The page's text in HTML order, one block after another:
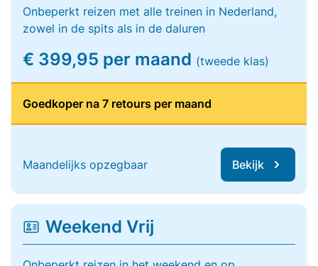
Onbeperkt reizen met alle treinen in Nederland,
zowel in de spits als in de daluren
€ 399,95 per maand (tweede klas)
Goedkoper na 7 retours per maand
Maandelijks opzegbaar Bekijk
Weekend Vrij